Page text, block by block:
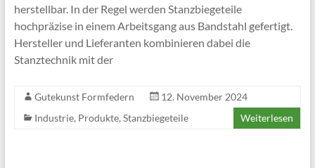
herstellbar. In der Regel werden Stanzbiegeteile
hochpräzise in einem Arbeitsgang aus Bandstahl gefertigt.
Hersteller und Lieferanten kombinieren dabei die
Stanztechnik mit der
Gutekunst Formfedern
12. November 2024
Industrie, Produkte, Stanzbiegeteile Weiterlesen